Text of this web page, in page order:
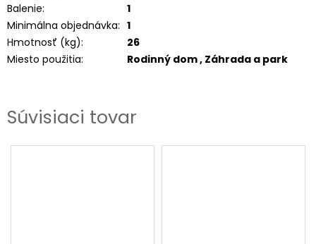
Balenie:
1
Minimálna objednávka: 1
Hmotnosť (kg):
26
Miesto použitia: Rodinný dom , Záhrada a park
Súvisiaci tovar